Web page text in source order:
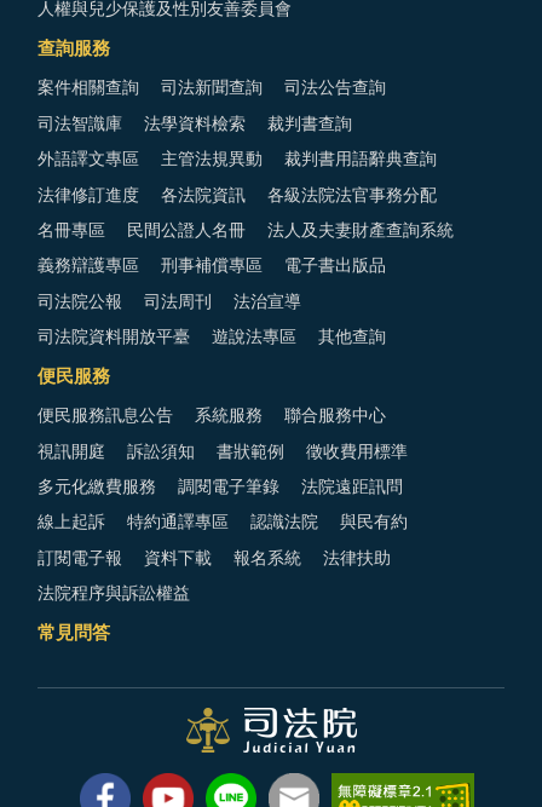
人權與兒少保護及性別友善委員會
查詢服務
案件相關查詢 司法新聞查詢 司法公告查詢
司法智識庫 法學資料檢索 裁判書查詢
外語譯文專區 主管法規異動 裁判書用語辭典查詢
法律修訂進度 各法院資訊 各級法院法官事務分配
名冊專區 民間公證人名冊 法人及夫妻財產查詢系統
義務辯護專區 刑事補償專區 電子書出版品
司法院公報 司法周刊 法治宣導
司法院資料開放平臺 遊說法專區 其他查詢
便民服務
便民服務訊息公告 系統服務 聯合服務中心
視訊開庭 訴訟須知 書狀範例 徵收費用標準
多元化繳費服務 調閱電子筆錄 法院遠距訊問
線上起訴 特約通譯專區 認識法院 與民有約
訂閱電子報 資料下載 報名系統 法律扶助
法院程序與訴訟權益
常見問答